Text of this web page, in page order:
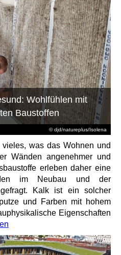
© djd/natureplus/Isolena
Wohlfühlen mit
Baustoffen
was das Wohnen und
Wänden angenehmer und
erleben daher eine
im Neubau und der
Kalk ist ein solcher
und Farben mit hohem
Eigenschaften